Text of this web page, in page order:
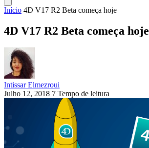
Início 4D V17 R2 Beta começa hoje
4D V17 R2 Beta começa hoje
Intissar Elmezroui
Julho 12, 2018 7 Tempo de leitura